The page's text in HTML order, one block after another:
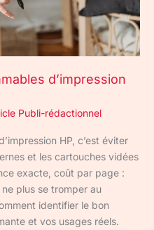
d’impression
Publi-rédactionnel
HP, c’est éviter
et les cartouches vidées
exacte, coût par page :
plus se tromper au
identifier le bon
et vos usages réels.